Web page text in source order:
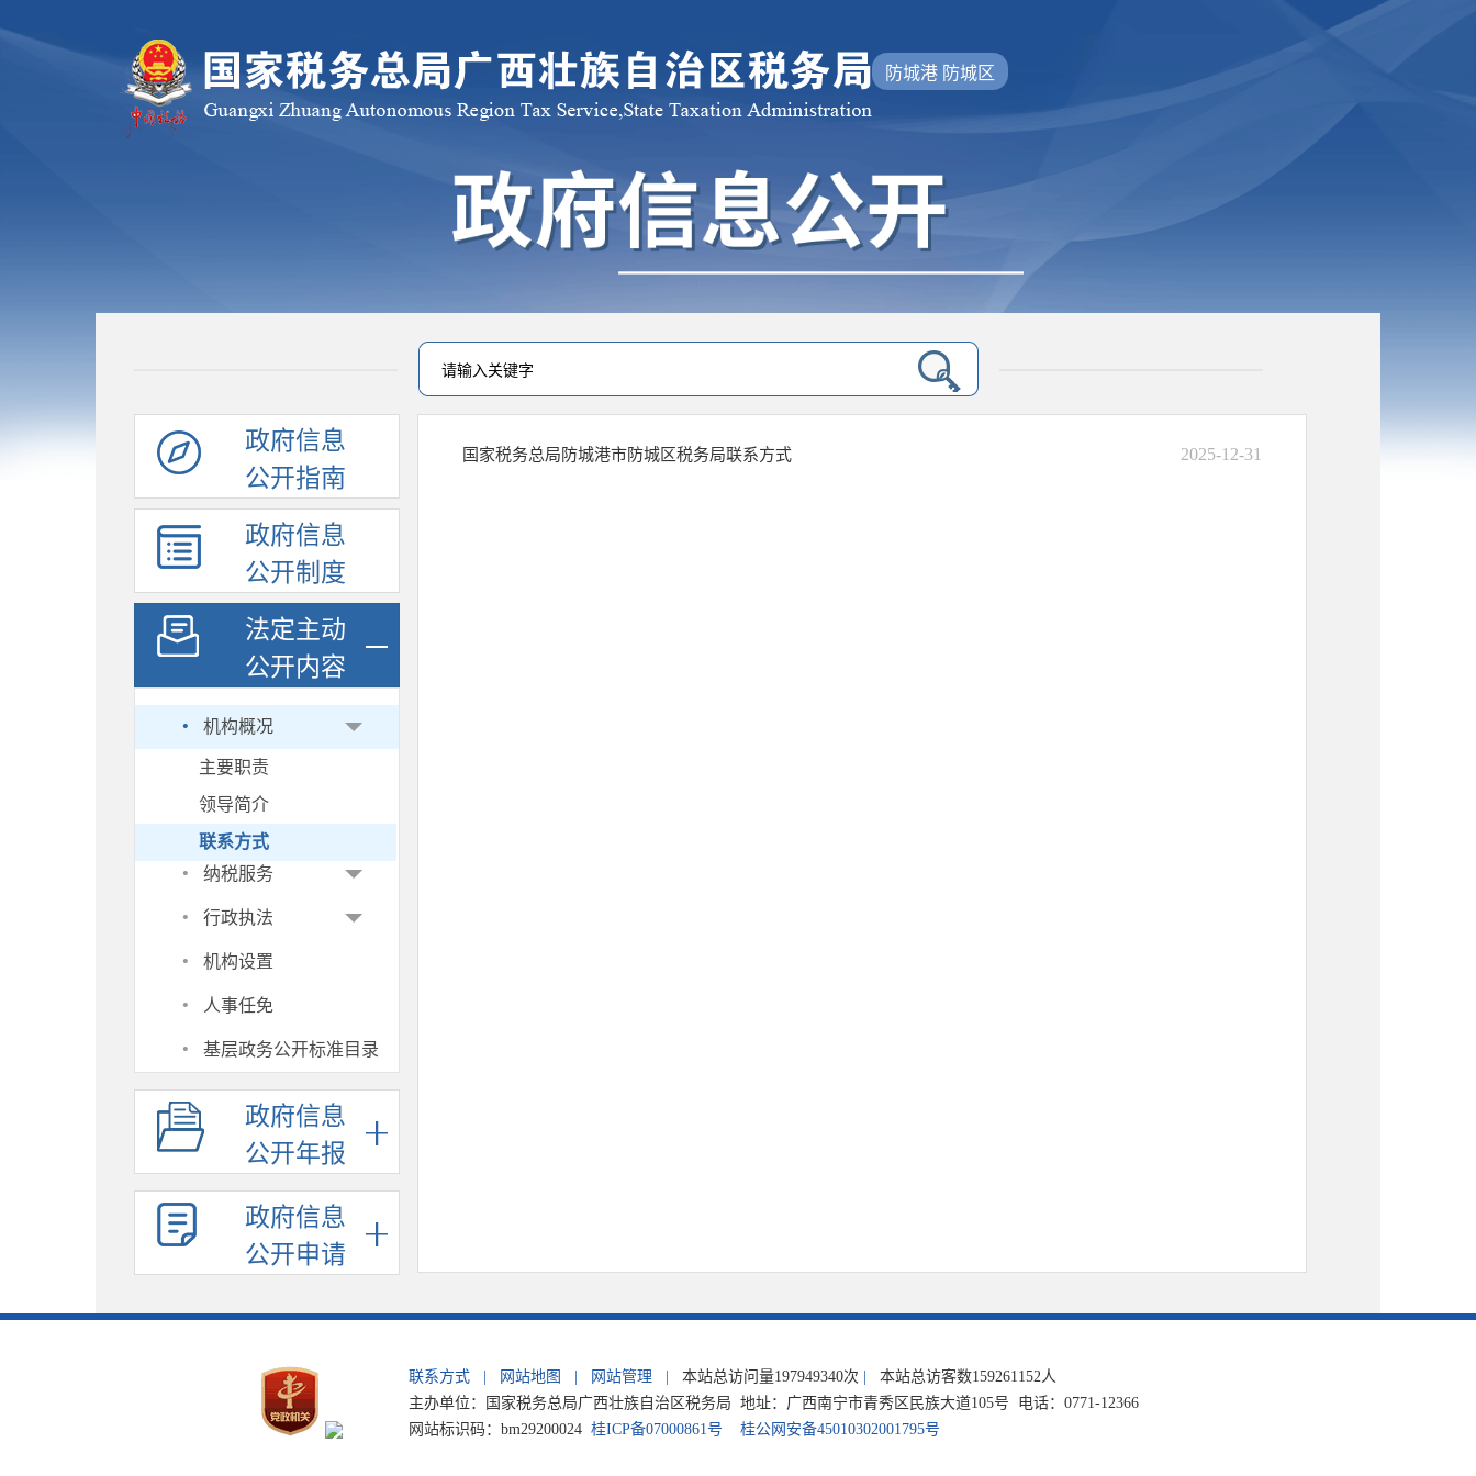
防城港 防城区
政府信息
公开指南
政府信息
公开制度
法定主动
公开内容
· 机构概况
主要职责
领导简介
联系方式
· 纳税服务
· 行政执法
· 机构设置
· 人事任免
· 基层政务公开标准目录
政府信息
公开年报
政府信息
公开申请
国家税务总局防城港市防城区税务局联系方式 2025-12-31
联系方式 网站地图 网站管理 本站总访问量197949340次 本站总访客数159261152人
主办单位：国家税务总局广西壮族自治区税务局 地址：广西南宁市青秀区民族大道105号 电话：0771-12366
网站标识码：bm29200024 桂ICP备07000861号 桂公网安备45010302001795号